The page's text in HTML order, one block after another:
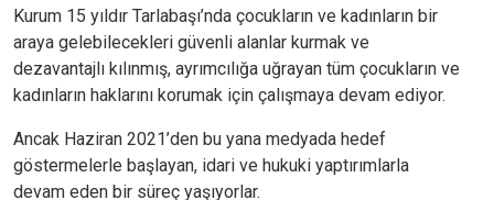
Kurum 15 yıldır Tarlabaşı’nda çocukların ve kadınların bir
araya gelebilecekleri güvenli alanlar kurmak ve
dezavantajlı kılınmış, ayrımcılığa uğrayan tüm çocukların ve
kadınların haklarını korumak için çalışmaya devam ediyor.
Ancak Haziran 2021’den bu yana medyada hedef
göstermelerle başlayan, idari ve hukuki yaptırımlarla
devam eden bir süreç yaşıyorlar.